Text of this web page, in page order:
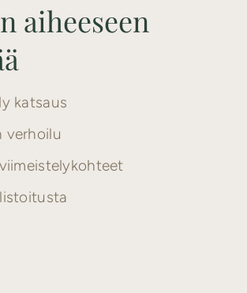
aiheeseen
katsaus
verhoilu